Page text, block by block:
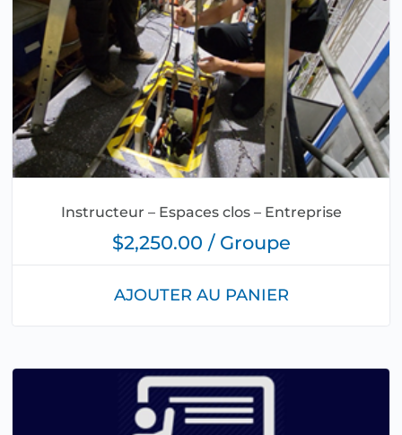
Instructeur – Espaces clos – Entreprise
$2,250.00 / Groupe
AJOUTER AU PANIER